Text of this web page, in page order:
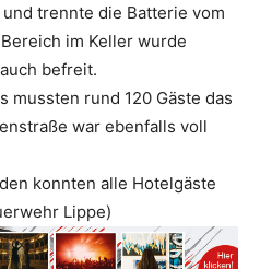
trennte die Batterie vom
im Keller wurde
befreit.
mussten rund 120 Gäste das
war ebenfalls voll
konnten alle Hotelgäste
Lippe)